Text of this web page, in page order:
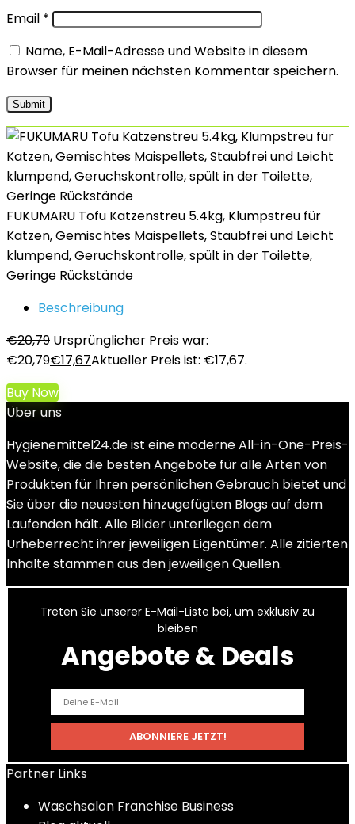
Email *
Name, E-Mail-Adresse und Website in diesem
Browser für meinen nächsten Kommentar speichern.
FUKUMARU Tofu Katzenstreu 5.4kg, Klumpstreu für
Katzen, Gemischtes Maispellets, Staubfrei und Leicht
klumpend, Geruchskontrolle, spült in der Toilette,
Geringe Rückstände
Beschreibung
€20,79 Ursprünglicher Preis war:
€20,79€17,67Aktueller Preis ist: €17,67.
Buy Now
Über uns
Hygienemittel24.de ist eine moderne All-in-One-Preis-
Website, die die besten Angebote für alle Arten von
Produkten für Ihren persönlichen Gebrauch bietet und
Sie über die neuesten hinzugefügten Blogs auf dem
Laufenden hält. Alle Bilder unterliegen dem
Urheberrecht ihrer jeweiligen Eigentümer. Alle zitierten
Inhalte stammen aus den jeweiligen Quellen.
Treten Sie unserer E-Mail-Liste bei, um exklusiv zu
bleiben
Angebote & Deals
Partner Links
Waschsalon Franchise Business